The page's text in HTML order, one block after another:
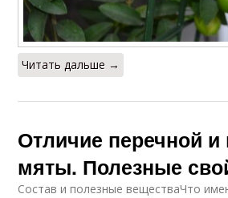
Читать дальше →
Отличие перечной и
мяты. Полезные
Состав и полезные веществаЧто